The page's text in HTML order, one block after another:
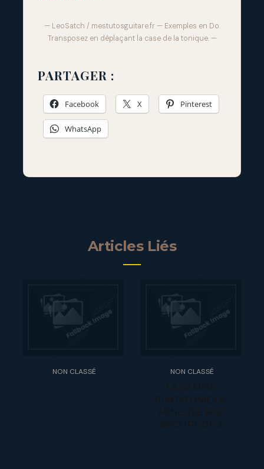
— LeoSatch / mestutosguitare.fr — Exemples en Do.
Transposez en déplaçant la case de la tonique. —
PARTAGER :
Facebook X Pinterest
WhatsApp
Articles Liés
NON CLASSÉ NON CLASSÉ